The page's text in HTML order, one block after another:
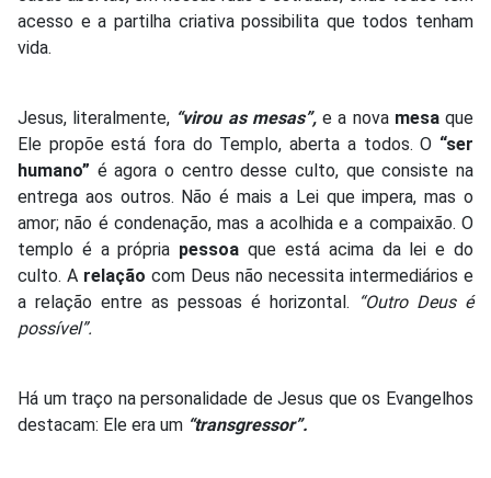
acesso e a partilha criativa possibilita que todos tenham
vida.
Jesus, literalmente, “virou as mesas”,e a nova mesaque
Ele propõe está fora do Templo, aberta a todos. O “ser
humano” é agora o centro desse culto, que consiste na
entrega aos outros. Não é mais a Lei que impera, mas o
amor; não é condenação, mas a acolhida e a compaixão. O
templo é a própria pessoa que está acima da lei e do
culto. A relação com Deus não necessita intermediários e
a relação entre as pessoas é horizontal.
“Outro Deus é
possível”.
Há um traço na personalidade de Jesus que os Evangelhos
destacam: Ele era um “transgressor”.